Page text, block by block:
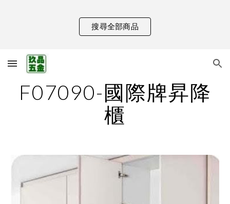
Skip to main content
搜尋全部商品
F07090-國際牌昇降
櫃